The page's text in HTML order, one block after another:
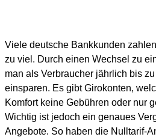
Viele deutsche Bankkunden
zu viel. Durch einen Wechsel zu
man als Verbraucher jährlich bis
einsparen. Es gibt Girokonten,
Komfort keine Gebühren oder nur
Wichtig ist jedoch ein genaues
Angebote. So haben die Nulltarif-